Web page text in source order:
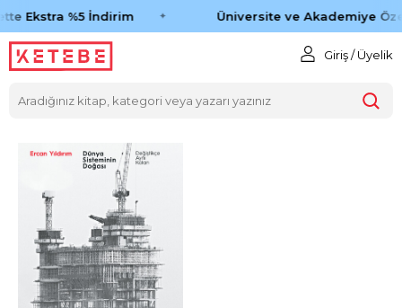
Ekstra %5 İndirim Üniversite ve Akademiye
Giriş / Üyelik